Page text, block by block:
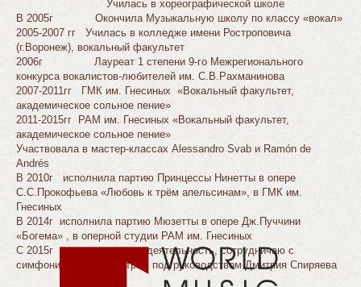
Училась в хореографической школе
В 2005г Окончила Музыкальную школу по классу «вокал»
2005-2007 гг Училась в колледже имени Ростроповича
(г.Воронеж), вокальный факультет
2006г Лауреат 1 степени 9-го Межрегионального
конкурса вокалистов-любителей им. С.В.Рахманинова
2007-2011гг ГМК им. Гнесиных «Вокальный факультет,
академическое сольное пение»
2011-2015гг РАМ им. Гнесиных «Вокальный факультет,
академическое сольное пение»
Участвовала в мастер-классах Alessandro Svab и Ramón de
Andrés
В 2010г исполнила партию Принцессы Нинетты в опере
С.С.Прокофьева «Любовь к трём апельсинам», в ГМК им.
Гнесиных
В 2014г исполнила партию Мюзетты в опере Дж.Пуччини
«Богема» , в оперной студии РАМ им. Гнесиных
С 2015г веду концертную деятельность, сотрудничаю с
симфоническим оркестром под руководством Дмитрия Спиряева